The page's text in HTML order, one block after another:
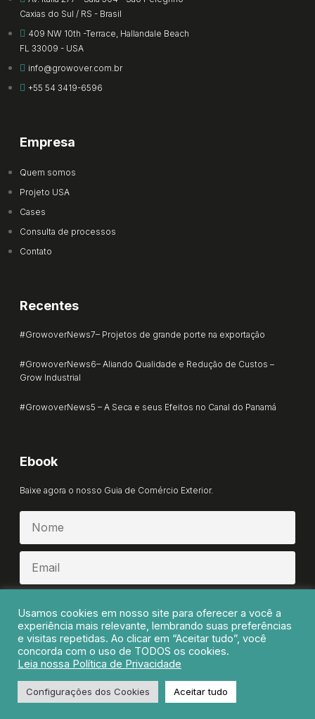
Caxias do Sul / RS - Brasil
409 NW 10th -Terrace, Hallandale Beach
FL 33009 - USA
info@growover.com.br
+55 54 3419-6596
Empresa
Quem somos
Projeto USA
Cases
Consulta de processos
Contato
Recentes
#GrowoverNews7– Projetos de grande porte na exportação
#GrowoverNews6– Aliando Qualidade e Redução de Custos –
Grow Industrial
#GrowoverNews5 – A Seca e seus Efeitos no Canal do Panamá
Ebook
Baixe agora o nosso Guia de Comércio Exterior.
BAIXAR AGORA
growover.com.br - 2022 - Todos os direitos reservados ₢
Política de Privacidade
Usamos cookies em nosso site para oferecer a você a
experiência mais relevante, lembrando suas preferências
e visitas repetidas. Ao clicar em “Aceitar tudo”, você
concorda com o uso de TODOS os cookies.
Leia nossa Política de Privacidade
Configurações dos Cookies Aceitar tudo